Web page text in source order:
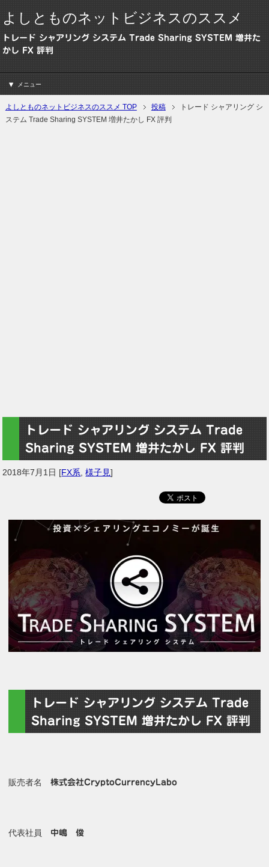
よしとものネットビジネスのススメ
トレード シャアリング システム Trade Sharing SYSTEM 増井た
かし FX 評判
メニュー
よしとものネットビジネスのススメ TOP 投稿
トレード シャアリング シ
ステム Trade Sharing SYSTEM 増井たかし FX 評判
トレード シャアリング システム Trade
Sharing SYSTEM 増井たかし FX 評判
2018年7月1日 [FX系 ,様子見]
トレード シャアリング システム Trade
Sharing SYSTEM 増井たかし FX 評判
販売者名株式会社CryptoCurrencyLabo
代表社員 中嶋 俊